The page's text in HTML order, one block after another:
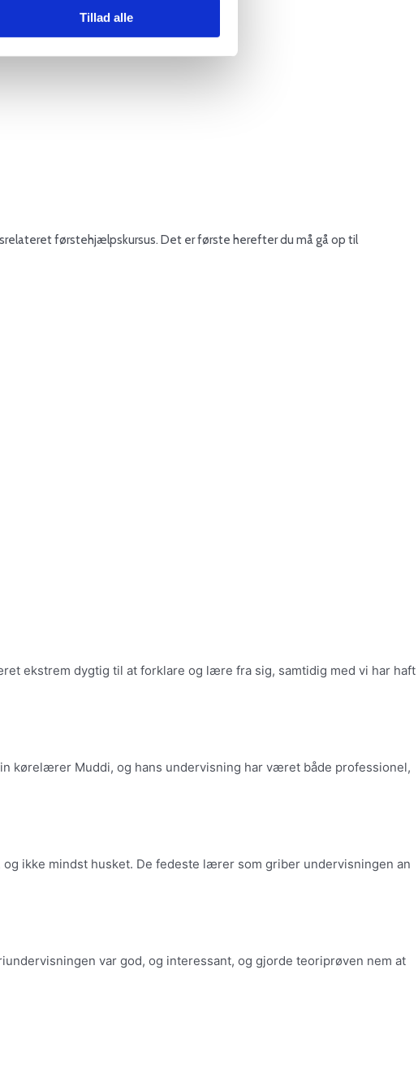
Tillad alle
førstehjælpskursus. Det er første herefter du må gå op til
ekstrem dygtig til at forklare og lære fra sig, samtidig med vi har haft
kørelærer Muddi, og hans undervisning har været både professionel,
ikke mindst husket. De fedeste lærer som griber undervisningen an
var god, og interessant, og gjorde teoriprøven nem at